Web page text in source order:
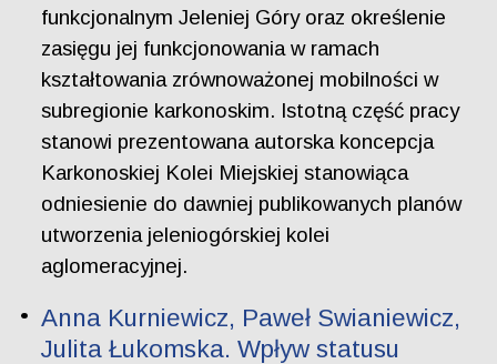
funkcjonalnym Jeleniej Góry oraz określenie
zasięgu jej funkcjonowania w ramach
kształtowania zrównoważonej mobilności w
subregionie karkonoskim. Istotną część pracy
stanowi prezentowana autorska koncepcja
Karkonoskiej Kolei Miejskiej stanowiąca
odniesienie do dawniej publikowanych planów
utworzenia jeleniogórskiej kolei
aglomeracyjnej.
Anna Kurniewicz, Paweł Swianiewicz,
Julita Łukomska. Wpływ statusu